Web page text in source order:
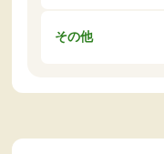
その他